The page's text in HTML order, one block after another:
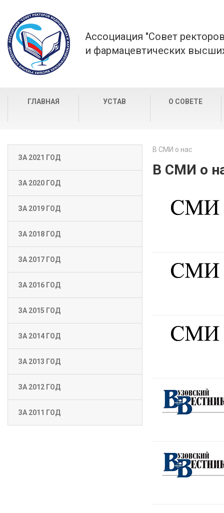
Ассоциация "Совет
и фармацевтических
ГЛАВНАЯ УСТАВ О СОВЕТЕ
ЗА 2021 ГОД
ЗА 2020 ГОД
ЗА 2019 ГОД
ЗА 2018 ГОД
ЗА 2017 ГОД
ЗА 2016 ГОД
ЗА 2015 ГОД
ЗА 2014 ГОД
ЗА 2013 ГОД
ЗА 2012 ГОД
ЗА 2011 ГОД
В СМИ о нас
В СМИ о